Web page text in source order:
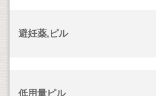
避妊薬,ピル
低用量ピル